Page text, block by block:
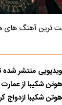
آهنگ های
منتشر
شکیبا از
شکیبا ازدواج